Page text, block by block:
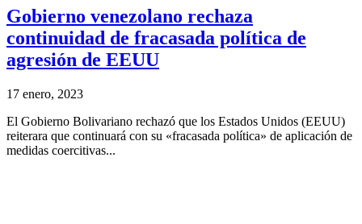
Gobierno venezolano rechaza
continuidad de fracasada política de
agresión de EEUU
17 enero, 2023
El Gobierno Bolivariano rechazó que los Estados Unidos (EEUU)
reiterara que continuará con su «fracasada política» de aplicación de
medidas coercitivas...